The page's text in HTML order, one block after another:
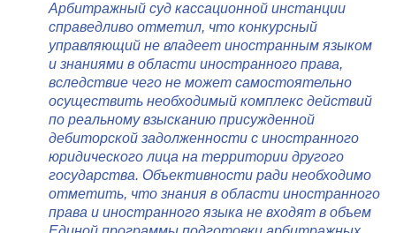
Арбитражный суд кассационной инстанции
справедливо отметил, что конкурсный
управляющий не владеет иностранным языком
и знаниями в области иностранного права,
вследствие чего не может самостоятельно
осуществить необходимый комплекс действий
по реальному взысканию присужденной
дебиторской задолженности с иностранного
юридического лица на территории другого
государства. Объективности ради необходимо
отметить, что знания в области иностранного
права и иностранного языка не входят в объем